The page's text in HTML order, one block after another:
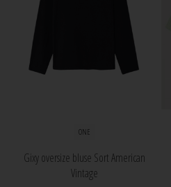
ONE
Gixy oversize bluse Sort American
Vintage